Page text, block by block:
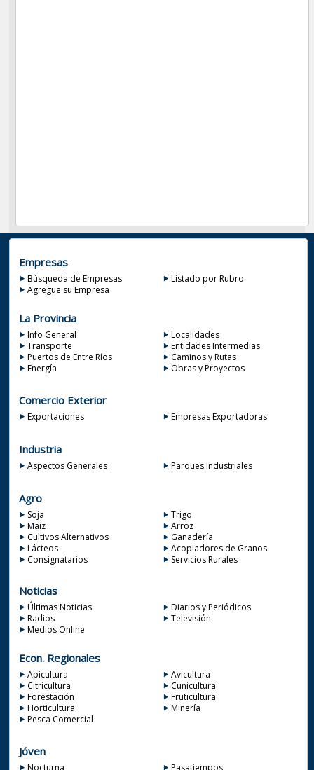
Empresas
Búsqueda de Empresas
Listado por Rubro
Agregue su Empresa
La Provincia
Info General
Localidades
Transporte
Entidades Intermedias
Puertos de Entre Ríos
Caminos y Rutas
Energía
Obras y Proyectos
Comercio Exterior
Exportaciones Empresas Exportadoras
Industria
Aspectos Generales Parques Industriales
Agro
Soja
Trigo
Maiz
Arroz
Cultivos Alternativos
Ganadería
Lácteos
Acopiadores de Granos
Consignatarios
Servicios Rurales
Noticias
Últimas Noticias
Diarios y Periódicos
Radios
Televisión
Medios Online
Econ. Regionales
Apicultura
Avicultura
Citricultura
Cunicultura
Forestación
Fruticultura
Horticultura
Minería
Pesca Comercial
Jóven
Nocturna Pasatiempos